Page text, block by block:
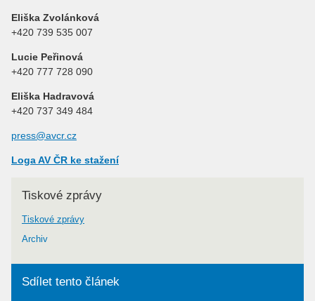
Eliška Zvolánková
+420 739 535 007
Lucie Peřinová
+420 777 728 090
Eliška Hadravová
+420 737 349 484
press@avcr.cz
Loga AV ČR ke stažení
Tiskové zprávy
Tiskové zprávy
Archiv
Sdílet tento článek